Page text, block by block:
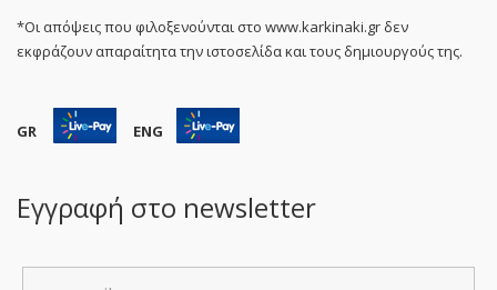
*Οι απόψεις που φιλοξενούνται στο www.karkinaki.gr δεν
εκφράζουν απαραίτητα την ιστοσελίδα και τους δημιουργούς της.
GR ENG
Εγγραφή στο newsletter